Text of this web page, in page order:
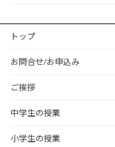
トップ
お問合せ/お申込み
ご挨拶
中学生の授業
小学生の授業